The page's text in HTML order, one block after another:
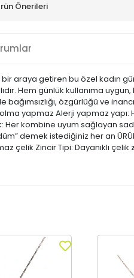
Önerileri
bir araya getiren bu özel kadın
Hem günlük kullanıma
özgürlüğü ve
yapmaz Alerji yapmaz yapı:
kombine uyum sağlayan
demek istediğiniz her an ÜRÜN
çelik Zincir Tipi: Dayanıklı çelik